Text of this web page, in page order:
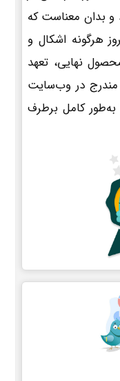
و بدان معناست که
هرگونه اشکال و
نهایی، تعهد
در وب‌سایت
کامل برطرف